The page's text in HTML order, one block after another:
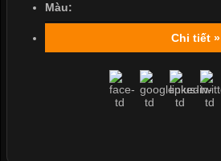
Màu:
Chi tiết »